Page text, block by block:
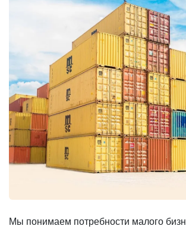
Мы понимаем потребности малого